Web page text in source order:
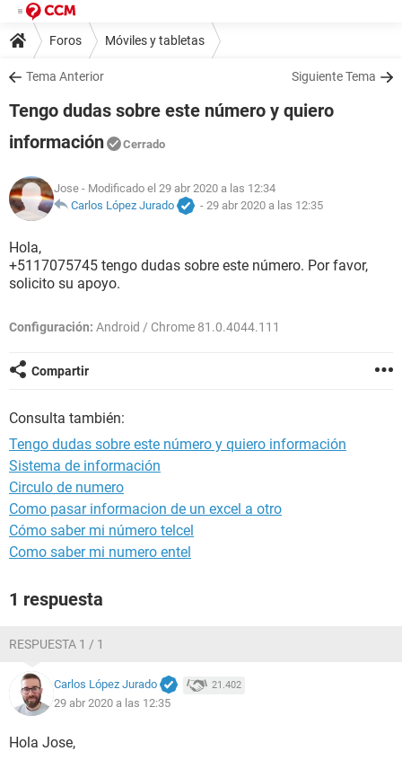
Foros Móviles y tabletas
Tema Anterior Siguiente Tema
Tengo dudas sobre este número y quiero
información
Cerrado
Jose - Modificado el 29 abr 2020 a las 12:34
Carlos López Jurado
- 29 abr 2020 a las 12:35
Hola,
+5117075745 tengo dudas sobre este número. Por favor,
solicito su apoyo.
Configuración: Android / Chrome 81.0.4044.111
Compartir
Consulta también:
Tengo dudas sobre este número y quiero información
Sistema de información
Circulo de numero
Como pasar informacion de un excel a otro
Cómo saber mi número telcel
Como saber mi numero entel
1 respuesta
RESPUESTA 1 / 1
Carlos López Jurado 21.402
29 abr 2020 a las 12:35
Hola Jose,